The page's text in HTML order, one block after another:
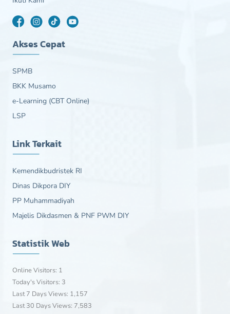
Akses Cepat
SPMB
BKK Musamo
e-Learning (CBT Online)
LSP
Link Terkait
Kemendikbudristek RI
Dinas Dikpora DIY
PP Muhammadiyah
Majelis Dikdasmen & PNF PWM DIY
Statistik Web
Online Visitors: 1
Today's Visitors: 3
Last 7 Days Views: 1,157
Last 30 Days Views: 7,583